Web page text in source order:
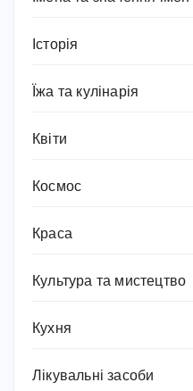
Історія
Їжа та кулінарія
Квіти
Космос
Краса
Культура та мистецтво
Кухня
Лікувальні засоби